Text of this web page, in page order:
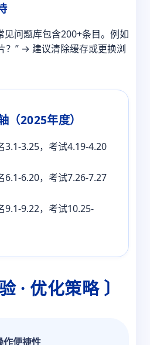
问题库包含200+条目。例如
？” → 建议清除缓存或更换浏
（2025年度）
3.1-3.25，考试4.19-4.20
6.1-6.20，考试7.26-7.27
9.1-9.22，考试10.25-
· 优化策略 〕
作便捷性